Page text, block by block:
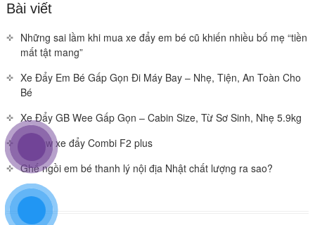
Bài viết
Những sai lầm khi mua xe đẩy em bé cũ khiến nhiều bố mẹ “tiền
mất tật mang”
Xe Đẩy Em Bé Gấp Gọn Đi Máy Bay – Nhẹ, Tiện, An Toàn Cho
Bé
Xe Đẩy GB Wee Gấp Gọn – Cabin Size, Từ Sơ Sinh, Nhẹ 5.9kg
Review xe đẩy Combi F2 plus
Ghế ngồi em bé thanh lý nội địa Nhật chất lượng ra sao?